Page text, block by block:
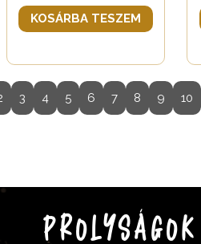
KOSÁRBA TESZEM
3 4 5 6 7 8 9 10
PROLYSÁGOK